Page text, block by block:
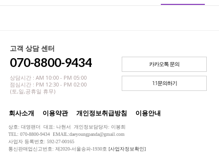
고객 상담 센터
070-8800-9434
상담시간 : AM 10:00 - PM 05:00
점심시간 : PM 12:30 - PM 02:00
(토,일,공휴일 휴무)
카카오톡 문의
1:1문의하기
회사소개 이용약관 개인정보취급방침 이용안내
상호: 대영팬더 대표: 나현서 개인정보담당자: 이봉희
TEL: 070-8800-9434 EMAIL:daeyoungpanda@gmail.com
사업자 등록번호: 592-27-00165
통신판매업신고번호: 제2020-서울송파-1930호 [사업자정보확인]